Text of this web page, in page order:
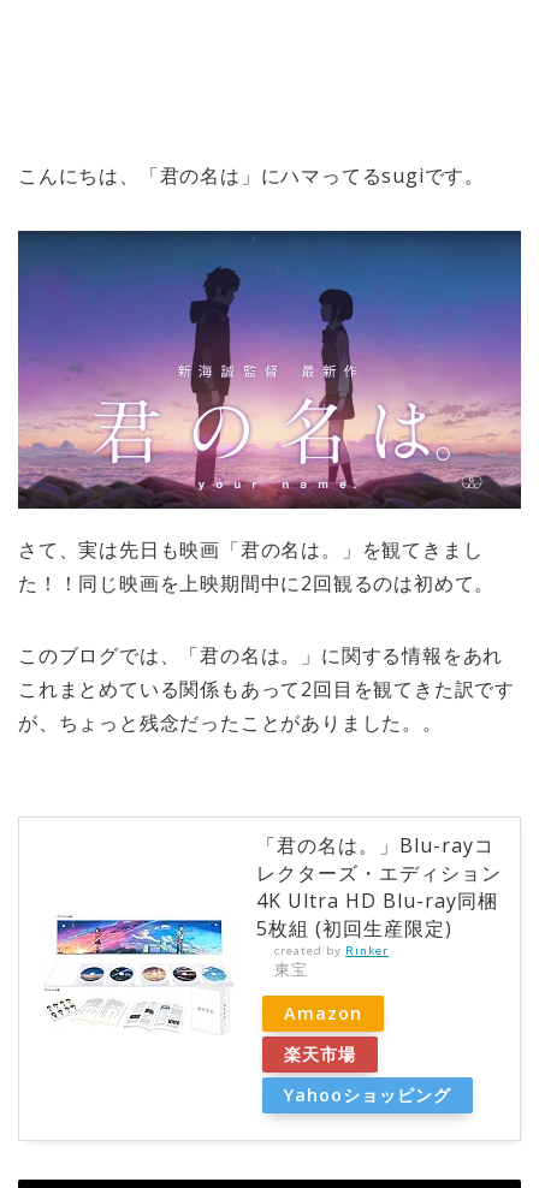
こんにちは、「君の名は」にハマってるsugiです。
さて、実は先日も映画「君の名は。」を観てきまし
た！！同じ映画を上映期間中に2回観るのは初めて。
このブログでは、「君の名は。」に関する情報をあれ
これまとめている関係もあって2回目を観てきた訳です
が、ちょっと残念だったことがありました。。
「君の名は。」Blu-rayコ
レクターズ・エディション
4K Ultra HD Blu-ray同梱
5枚組 (初回生産限定)
created by Rinker
東宝
Amazon
楽天市場
Yahooショッピング